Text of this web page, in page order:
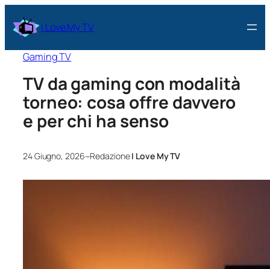
I Love My TV
Gaming TV
TV da gaming con modalità
torneo: cosa offre davvero
e per chi ha senso
24 Giugno, 2026–RedazioneI Love My TV